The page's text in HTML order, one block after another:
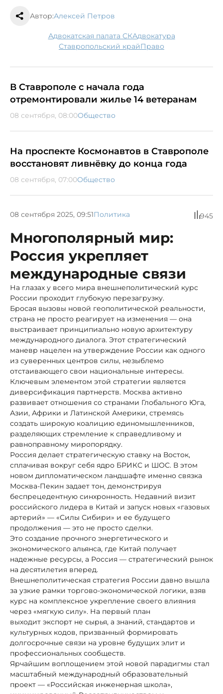
Автор:Алексей Петров
Адвокатская палата СК адвокатура
Ставропольский край
право
В Ставрополе с начала года
отремонтировали жилье 14 ветеранам
08 сентября, 08:00Общество
На проспекте Космонавтов в Ставрополе
восстановят ливнёвку до конца года
08 сентября, 07:00Общество
08 сентября 2025, 09:51Политика 945
Многополярный мир:
Россия укрепляет
международные связи
На глазах у всего мира внешнеполитический курс
России проходит глубокую перезагрузку.
Бросая вызовы новой геополитической реальности,
страна не просто реагирует на изменения — она
выстраивает принципиально новую архитектуру
международного диалога. Этот стратегический
маневр нацелен на утверждение России как одного
из суверенных центров силы, незыблемо
отстаивающего свои национальные интересы.
Ключевым элементом этой стратегии является
диверсификация партнерств. Москва активно
развивает отношения со странами Глобального Юга,
Азии, Африки и Латинской Америки, стремясь
создать широкую коалицию единомышленников,
разделяющих стремление к справедливому и
равноправному миропорядку.
Россия делает стратегическую ставку на Восток,
сплачивая вокруг себя ядро БРИКС и ШОС. В этом
новом дипломатическом ландшафте именно связка
Москва-Пекин задает тон, демонстрируя
беспрецедентную синхронность. Недавний визит
российского лидера в Китай и запуск новых «газовых
артерий» — «Силы Сибири» и ее будущего
продолжения — это не просто сделки.
Это создание прочного энергетического и
экономического альянса, где Китай получает
надежные ресурсы, а Россия — стратегический рынок
на десятилетия вперед.
Внешнеполитическая стратегия России давно вышла
за узкие рамки торгово-экономической логики, взяв
курс на комплексное укрепление своего влияния
через «мягкую силу». На первый план
выходит экспорт не сырья, а знаний, стандартов и
культурных кодов, призванный формировать
долгосрочные связи на уровне будущих элит и
профессиональных сообществ.
Ярчайшим воплощением этой новой парадигмы стал
масштабный международный образовательный
проект — «Российская инженерная школа»,